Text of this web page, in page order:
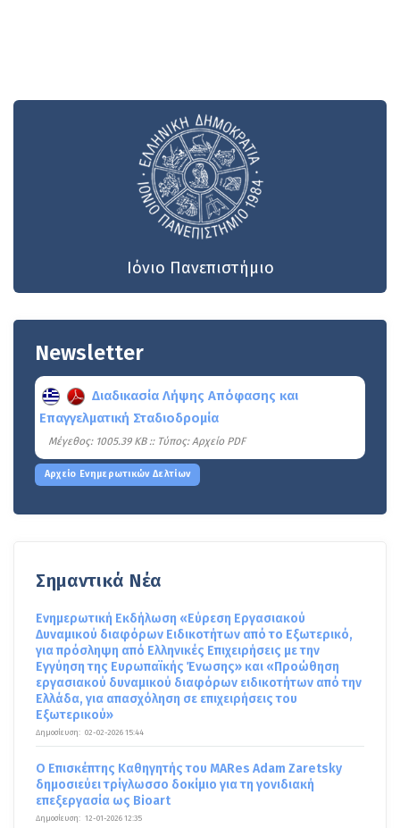
Ιόνιο Πανεπιστήμιο
Newsletter
Διαδικασία Λήψης Απόφασης και
Επαγγελματική Σταδιοδρομία
Mέγεθος: 1005.39 KB :: Τύπος: Αρχείο PDF
Αρχείο Ενημερωτικών Δελτίων
Σημαντικά Νέα
Ενημερωτική Εκδήλωση «Εύρεση Εργασιακού
Δυναμικού διαφόρων Ειδικοτήτων από το Εξωτερικό,
για πρόσληψη από Ελληνικές Επιχειρήσεις με την
Εγγύηση της Ευρωπαϊκής Ένωσης» και «Προώθηση
εργασιακού δυναμικού διαφόρων ειδικοτήτων από την
Ελλάδα, για απασχόληση σε επιχειρήσεις του
Εξωτερικού»
Δημοσίευση: 02-02-2026 15:44
Ο Επισκέπτης Καθηγητής του MARes Adam Zaretsky
δημοσιεύει τρίγλωσσο δοκίμιο για τη γονιδιακή
επεξεργασία ως Bioart
Δημοσίευση: 12-01-2026 12:35